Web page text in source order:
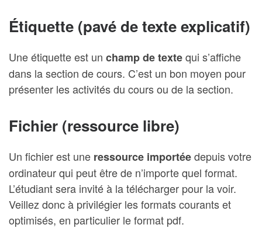
Étiquette (pavé de texte explicatif)
Une étiquette est un champ de textequi s’affiche
dans la section de cours. C’est un bon moyen pour
présenter les activités du cours ou de la section.
Fichier (ressource libre)
Un fichier est une ressource importéedepuis votre
ordinateur qui peut être de n’importe quel format.
L’étudiant sera invité à la télécharger pour la voir.
Veillez donc à privilégier les formats courants et
optimisés, en particulier le format pdf.